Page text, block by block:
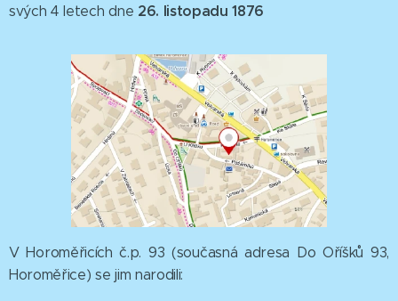
svých 4 letech dne 26. listopadu 1876
V Horoměřicích č.p. 93 (současná adresa Do Oříšků 93,
Horoměřice) se jim narodili: